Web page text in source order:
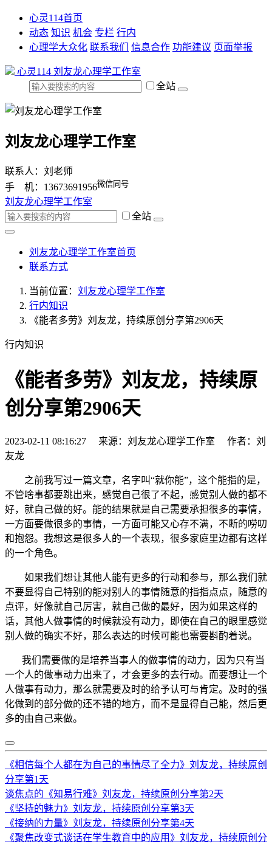
心灵114首页
动态 知识 机会 专栏 行内
心理学大众化 联系我们 信息合作 功能建议 页面举报
心灵114 刘友龙心理学工作室
全站
刘友龙心理学工作室
联系人：刘老师
手 机：13673691956微信同号
刘友龙心理学工作室
全站
刘友龙心理学工作室首页
联系方式
当前位置： 刘友龙心理学工作室
行内知识
《能者多劳》刘友龙，持续原创分享第2906天
行内知识
《能者多劳》刘友龙，持续原
创分享第2906天
2023-02-11 08:16:27 来源：刘友龙心理学工作室 作者：刘
友龙
之前我写过一篇文章，名字叫“就你能”，这个能指的是，
不管啥事都要跳出来，感觉自己很了不起，感觉别人做的都不
好，就自己做的好。能的结果就是自己需要承担很多的事情，
一方面要做很多的事情，一方面可能又心存不满，不断的唠叨
和抱怨。我想这是很多人的一个表现，很多家庭里边都有这样
的一个角色。
如果我们想让其他人能有更多的行动和参与，那么我们就
不要显得自己特别的能对别人的事情随意的指指点点，随意的
点评，好像就自己厉害，就自己做的最好，因为如果这样的
话，其他人做事情的时候就没有动力，即使在自己的眼里感觉
别人做的确实不好，那么表达的时候可能也需要斟酌着说。
我们需要做的是培养当事人的做事情的动力，因为只有当
一个人的做事动力出来了，才会更多的去行动。而要想让一个
人做事有动力，那么就需要及时的给予认可与肯定。及时的强
化做到的部分做的还不错的地方，而不是显得自己能，然后更
多的由自己来做。
《相信每个人都在为自己的事情尽了全力》刘友龙，持续原创
分享第1天
谈焦点的《知易行难》刘友龙，持续原创分享第2天
《坚持的魅力》刘友龙，持续原创分享第3天
《接纳的力量》刘友龙，持续原创分享第4天
《聚焦改变式谈话在学生教育中的应用》刘友龙，持续原创分